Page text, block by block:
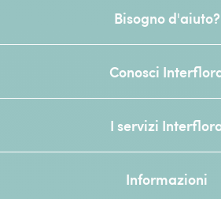
Bisogno d'aiuto?
Conosci
I servizi
Informazioni